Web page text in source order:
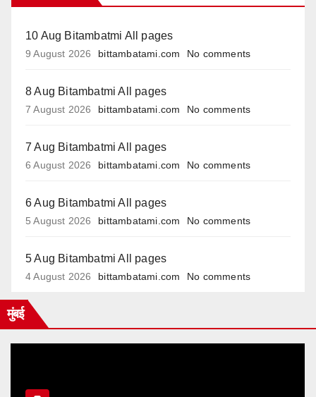
10 Aug Bitambatmi All pages
9 August 2026 bittambatami.com No comments
8 Aug Bitambatmi All pages
7 August 2026 bittambatami.com No comments
7 Aug Bitambatmi All pages
6 August 2026 bittambatami.com No comments
6 Aug Bitambatmi All pages
5 August 2026 bittambatami.com No comments
5 Aug Bitambatmi All pages
4 August 2026 bittambatami.com No comments
मुंबई